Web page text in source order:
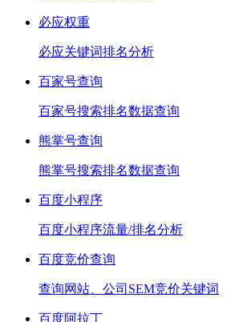
必应权重
必应关键词排名分析
百家号查询
百家号搜索排名数据查询
熊掌号查询
熊掌号搜索排名数据查询
百度小程序
百度小程序流量/排名分析
百度竞价查询
查询网站、公司SEM竞价关键词
百度阿拉丁